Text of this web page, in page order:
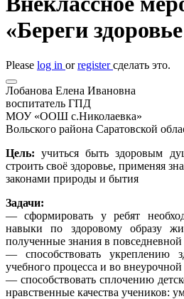
«Береги
Please log in orregisterсделать это.
Лобанова Елена Ивановна
воспитатель ГПД
МОУ «ООШ с.Николаевка»
Вольского района Саратовской
Цель: учиться быть здоровым
строить своё здоровье, применяя
законами природы и бытия
Задачи:
— сформировать у ребят
навыки по здоровому образу
полученные знания в
— способствовать укреплению
учебного процесса и во внеурочной
— способствовать сплочению
нравственные качества учеников: